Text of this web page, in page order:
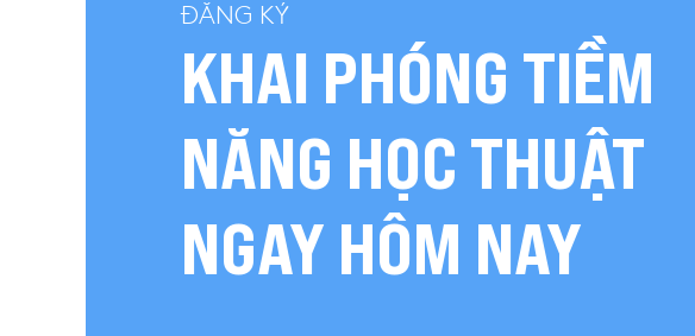
ĐĂNG KÝ
KHAI PHÓNG TIỀM
NĂNG HỌC THUẬT
NGAY HÔM NAY